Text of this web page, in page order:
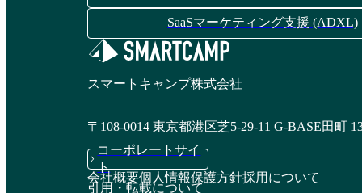
SaaSマーケティング支援 (ADXL)
スマートキャンプ株式会社
〒108-0014 東京都港区芝5-29-11 G-BASE田町
コーポレートサイ
ト
会社概要個人情報保護方針採用について
引用・転載について